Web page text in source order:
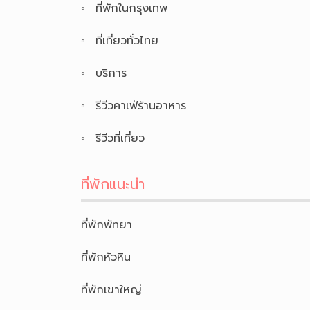
ที่พักในกรุงเทพ
ที่เที่ยวทั่วไทย
บริการ
รีวีวคาเฟ่ร้านอาหาร
รีวีวที่เที่ยว
ที่พักแนะนำ
ที่พักพัทยา
ที่พักหัวหิน
ที่พักเขาใหญ่